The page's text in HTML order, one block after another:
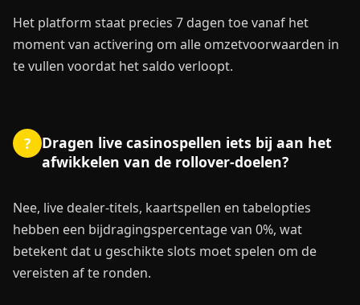
Het platform staat precies 7 dagen toe vanaf het
moment van activering om alle omzetvoorwaarden in
te vullen voordat het saldo verloopt.
?
Dragen live casinospellen iets bij aan het
afwikkelen van de rollover-doelen?
Nee, live dealer-titels, kaartspellen en tabelopties
hebben een bijdragingspercentage van 0%, wat
betekent dat u geschikte slots moet spelen om de
vereisten af te ronden.